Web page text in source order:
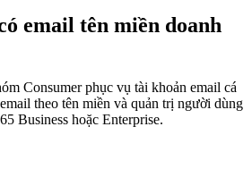
email tên miền doanh
Consumer phục vụ tài khoản email cá
theo tên miền và quản trị người dùng
Business hoặc Enterprise.